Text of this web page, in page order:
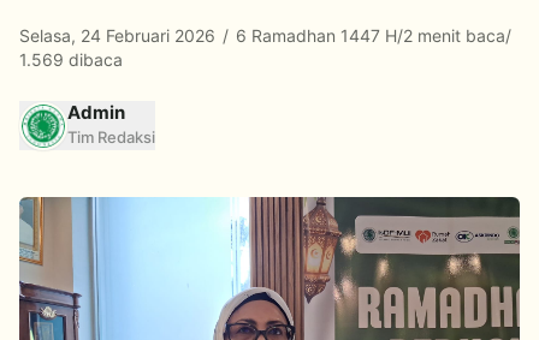
Selasa, 24 Februari 2026 / 6 Ramadhan 1447 H/2 menit baca/
1.569 dibaca
Admin
Tim Redaksi